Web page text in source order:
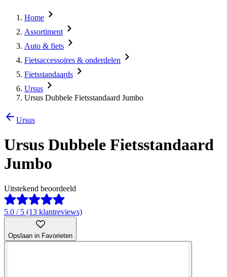
Home
Assortiment
Auto & fiets
Fietsaccessoires & onderdelen
Fietsstandaards
Ursus
Ursus Dubbele Fietsstandaard Jumbo
Ursus
Ursus Dubbele Fietsstandaard
Jumbo
Uitstekend beoordeeld
5.0 / 5 (13 klantreviews)
Opslaan in Favorieten